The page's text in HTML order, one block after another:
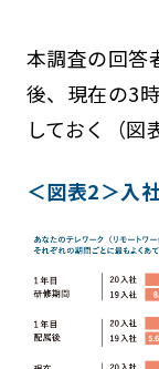
本調査の回答
後、現在の3
しておく（図
＜図表2＞入